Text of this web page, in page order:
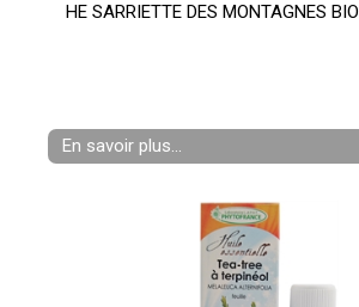
HE SARRIETTE DES MONTAGNES BIO
En savoir plus...